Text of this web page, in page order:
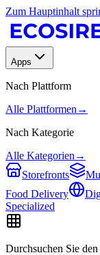
Zum Hauptinhalt
Apps
Nach Plattform
Alle Plattformen →
Nach Kategorie
Alle Kategorien →
Storefronts
Food Delivery
Specialized
Durchsuchen Sie